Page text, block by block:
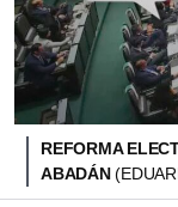
REFORMA
ABADÁN